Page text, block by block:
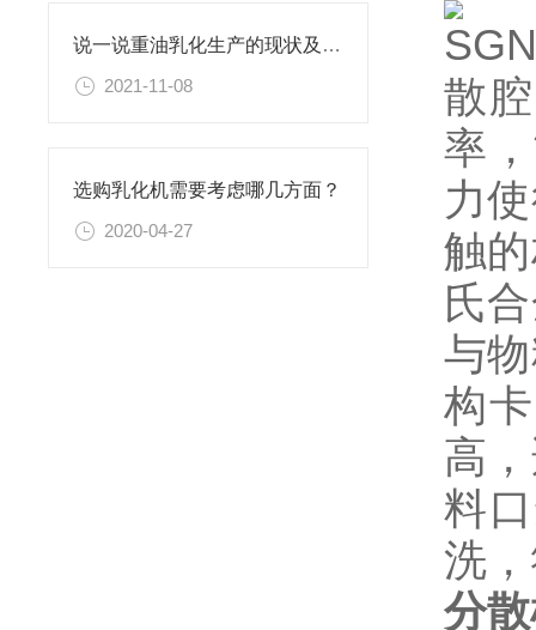
说一说重油乳化生产的现状及重油乳化机的相关介绍
2021-11-08
选购乳化机需要考虑哪几方面？
2020-04-27
散
率，
力
触
氏
与
构
高
料
洗
分